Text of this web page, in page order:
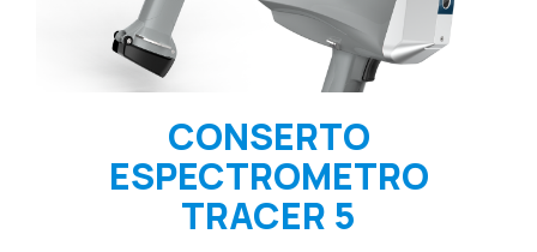
CONSERTO
ESPECTROMETRO
TRACER 5